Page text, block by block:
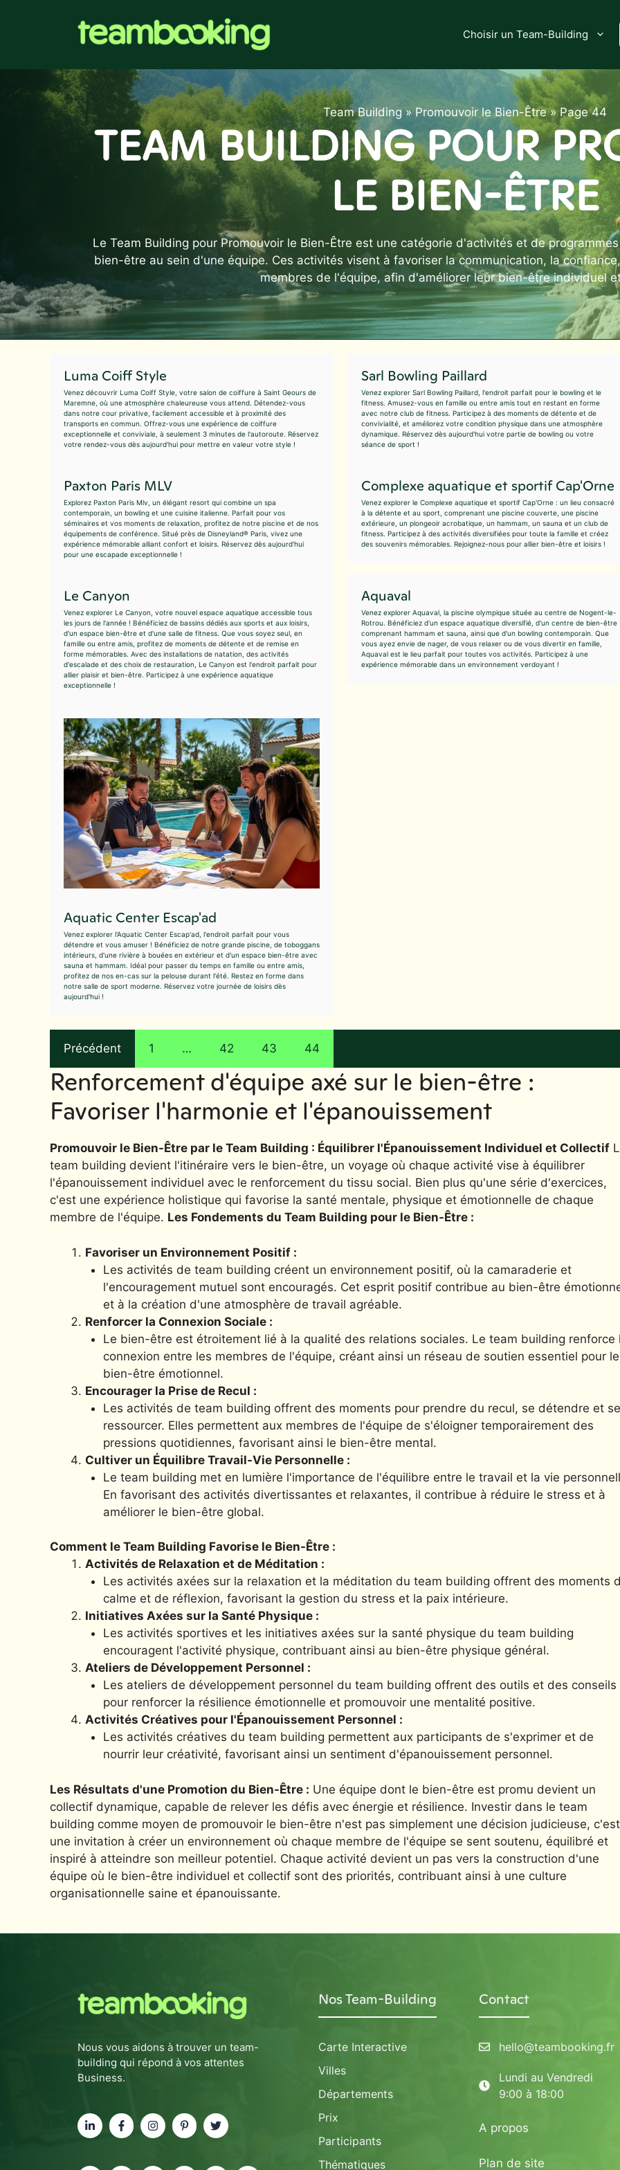
Choisir un Team-Building
Team Building»Promouvoir le Bien-Être»Page 44
TEAM BUILDING POUR
LE BIEN-ÊTRE
Le Team Building pour Promouvoir le Bien-Être est une catégorie d'activités et de
bien-être au sein d'une équipe. Ces activités visent à favoriser la communication, la
membres de l'équipe, afin d'améliorer leur bien-être individuel
Luma Coiff Style
Venez découvrir Luma Coiff Style, votre salon de coiffure à Saint Geours de
Maremne, où une atmosphère chaleureuse vous attend. Détendez-vous
dans notre cour privative, facilement accessible et à proximité des
transports en commun. Offrez-vous une expérience de coiffure
exceptionnelle et conviviale, à seulement 3 minutes de l'autoroute. Réservez
votre rendez-vous dès aujourd'hui pour mettre en valeur votre style !
Sarl Bowling Paillard
Venez explorer Sarl Bowling Paillard, l'endroit parfait pour le bowling et le
fitness. Amusez-vous en famille ou entre amis tout en restant en forme
avec notre club de fitness. Participez à des moments de détente et de
convivialité, et améliorez votre condition physique dans une atmosphère
dynamique. Réservez dès aujourd'hui votre partie de bowling ou votre
séance de sport !
Paxton Paris MLV
Explorez Paxton Paris Mlv, un élégant resort qui combine un spa
contemporain, un bowling et une cuisine italienne. Parfait pour vos
séminaires et vos moments de relaxation, profitez de notre piscine et de nos
équipements de conférence. Situé près de Disneyland® Paris, vivez une
expérience mémorable alliant confort et loisirs. Réservez dès aujourd'hui
pour une escapade exceptionnelle !
Complexe aquatique et sportif Cap'Orne
Venez explorer le Complexe aquatique et sportif Cap'Orne : un lieu consacré
à la détente et au sport, comprenant une piscine couverte, une piscine
extérieure, un plongeoir acrobatique, un hammam, un sauna et un club de
fitness. Participez à des activités diversifiées pour toute la famille et créez
des souvenirs mémorables. Rejoignez-nous pour allier bien-être et loisirs !
Le Canyon
Venez explorer Le Canyon, votre nouvel espace aquatique accessible tous
les jours de l'année ! Bénéficiez de bassins dédiés aux sports et aux loisirs,
d'un espace bien-être et d'une salle de fitness. Que vous soyez seul, en
famille ou entre amis, profitez de moments de détente et de remise en
forme mémorables. Avec des installations de natation, des activités
d'escalade et des choix de restauration, Le Canyon est l'endroit parfait pour
allier plaisir et bien-être. Participez à une expérience aquatique
exceptionnelle !
Aquaval
Venez explorer Aquaval, la piscine olympique située au centre de Nogent-le-
Rotrou. Bénéficiez d'un espace aquatique diversifié, d'un centre de bien-être
comprenant hammam et sauna, ainsi que d'un bowling contemporain. Que
vous ayez envie de nager, de vous relaxer ou de vous divertir en famille,
Aquaval est le lieu parfait pour toutes vos activités. Participez à une
expérience mémorable dans un environnement verdoyant !
Aquatic Center Escap'ad
Venez explorer l'Aquatic Center Escap'ad, l'endroit parfait pour vous
détendre et vous amuser ! Bénéficiez de notre grande piscine, de toboggans
intérieurs, d'une rivière à bouées en extérieur et d'un espace bien-être avec
sauna et hammam. Idéal pour passer du temps en famille ou entre amis,
profitez de nos en-cas sur la pelouse durant l'été. Restez en forme dans
notre salle de sport moderne. Réservez votre journée de loisirs dès
aujourd'hui !
Précédent 1 … 42 43 44
Renforcement d'équipe axé sur le bien-être :
Favoriser l'harmonie et l'épanouissement
Promouvoir le Bien-Être par le Team Building : Équilibrer l'Épanouissement Individuel et Collectif
team building devient l'itinéraire vers le bien-être, un voyage où chaque activité vise à équilibrer
l'épanouissement individuel avec le renforcement du tissu social. Bien plus qu'une série d'exercices,
c'est une expérience holistique qui favorise la santé mentale, physique et émotionnelle de chaque
membre de l'équipe. Les Fondements du Team Building pour le Bien-Être :
Favoriser un Environnement Positif :
Les activités de team building créent un environnement positif, où la camaraderie et
l'encouragement mutuel sont encouragés. Cet esprit positif contribue au bien-être
et à la création d'une atmosphère de travail agréable.
Renforcer la Connexion Sociale :
Le bien-être est étroitement lié à la qualité des relations sociales. Le team building renforce
connexion entre les membres de l'équipe, créant ainsi un réseau de soutien essentiel pour le
bien-être émotionnel.
Encourager la Prise de Recul :
Les activités de team building offrent des moments pour prendre du recul, se détendre et se
ressourcer. Elles permettent aux membres de l'équipe de s'éloigner temporairement des
pressions quotidiennes, favorisant ainsi le bien-être mental.
Cultiver un Équilibre Travail-Vie Personnelle :
Le team building met en lumière l'importance de l'équilibre entre le travail et la vie
En favorisant des activités divertissantes et relaxantes, il contribue à réduire le stress et à
améliorer le bien-être global.
Comment le Team Building Favorise le Bien-Être :
Activités de Relaxation et de Méditation :
Les activités axées sur la relaxation et la méditation du team building offrent des moments
calme et de réflexion, favorisant la gestion du stress et la paix intérieure.
Initiatives Axées sur la Santé Physique :
Les activités sportives et les initiatives axées sur la santé physique du team building
encouragent l'activité physique, contribuant ainsi au bien-être physique général.
Ateliers de Développement Personnel :
Les ateliers de développement personnel du team building offrent des outils et des conseils
pour renforcer la résilience émotionnelle et promouvoir une mentalité positive.
Activités Créatives pour l'Épanouissement Personnel :
Les activités créatives du team building permettent aux participants de s'exprimer et de
nourrir leur créativité, favorisant ainsi un sentiment d'épanouissement personnel.
Les Résultats d'une Promotion du Bien-Être : Une équipe dont le bien-être est promu devient un
collectif dynamique, capable de relever les défis avec énergie et résilience. Investir dans le team
building comme moyen de promouvoir le bien-être n'est pas simplement une décision judicieuse, c'est
une invitation à créer un environnement où chaque membre de l'équipe se sent soutenu, équilibré et
inspiré à atteindre son meilleur potentiel. Chaque activité devient un pas vers la construction d'une
équipe où le bien-être individuel et collectif sont des priorités, contribuant ainsi à une culture
organisationnelle saine et épanouissante.
Nous vous aidons à trouver un team-
building qui répond à vos attentes
Business.
Nos Team-Building
Carte Interactive
Villes
Départements
Prix
Participants
Thématiques
Contact
hello@teambooking.fr
Lundi au Vendredi
9:00 à 18:00
A propos
Plan de site